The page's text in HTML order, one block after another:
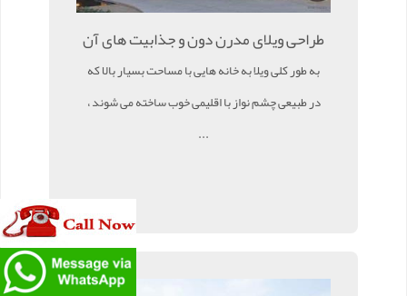
طراحی ویلای مدرن دون و جذابیت های آن
به طور کلی ویلا به خانه هایی با مساحت بسیار بالا که
در طبیعی چشم نواز با اقلیمی خوب ساخته می شوند ،
...